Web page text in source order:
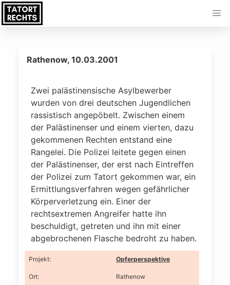
Rathenow, 10.03.2001
Zwei palästinensische Asylbewerber
wurden von drei deutschen Jugendlichen
rassistisch angepöbelt. Zwischen einem
der Palästinenser und einem vierten, dazu
gekommenen Rechten entstand eine
Rangelei. Die Polizei leitete gegen einen
der Palästinenser, der erst nach Eintreffen
der Polizei zum Tatort gekommen war, ein
Ermittlungsverfahren wegen gefährlicher
Körperverletzung ein. Einer der
rechtsextremen Angreifer hatte ihn
beschuldigt, getreten und ihn mit einer
abgebrochenen Flasche bedroht zu haben.
Projekt: Opferperspektive
Ort: Rathenow